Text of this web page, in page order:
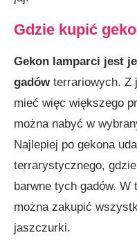
Gdzie kupić
Gekon lamparci jest
gadów terrariowych. Z
mieć więc większego
można nabyć w
Najlepiej po gekona
terrarystycznego,
barwne tych gadów. W
można zakupić
jaszczurki.